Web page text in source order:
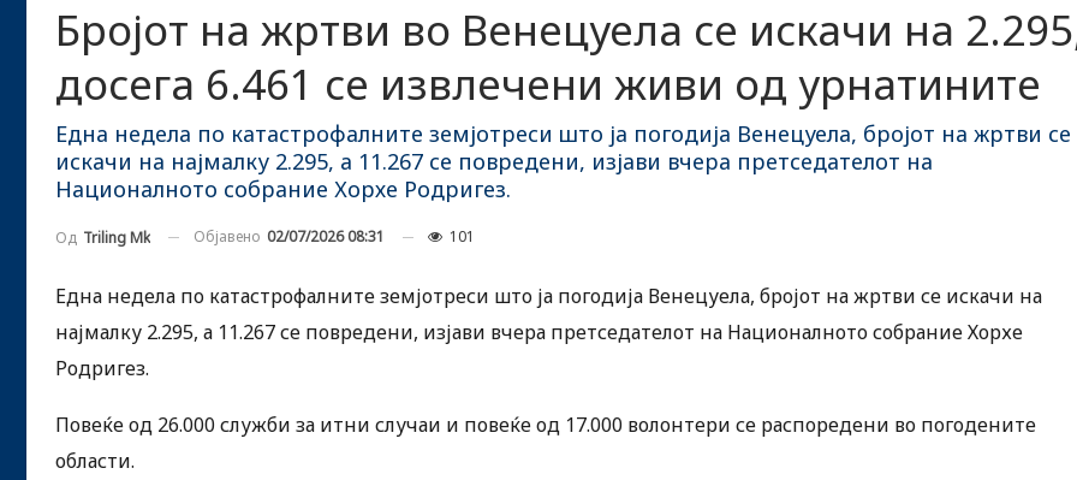
Бројот на жртви во Венецуела се искачи на
досега 6.461 се извлечени живи од урнатините
Една недела по катастрофалните земјотреси што ја погодија Венецуела, бројот на жртви се
искачи на најмалку 2.295, а 11.267 се повредени, изјави вчера претседателот на
Националното собрание Хорхе Родригез.
Од Triling Mk Објавено 02/07/2026 08:31 101
Една недела по катастрофалните земјотреси што ја погодија Венецуела, бројот на жртви се искачи на
најмалку 2.295, а 11.267 се повредени, изјави вчера претседателот на Националното собрание Хорхе
Родригез.
Повеќе од 26.000 служби за итни случаи и повеќе од 17.000 волонтери се распоредени во погодените
области.